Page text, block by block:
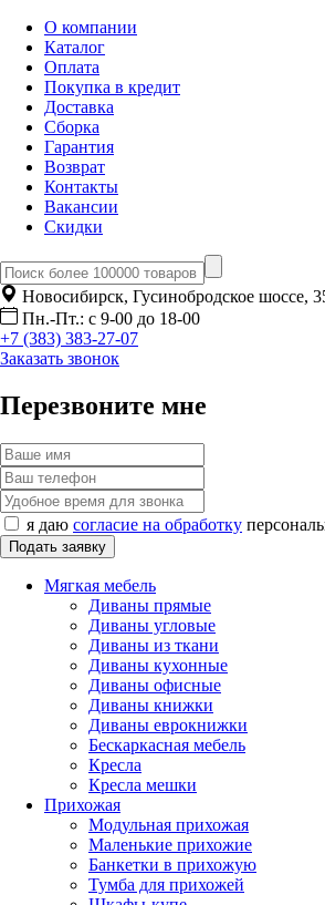
О компании
Каталог
Оплата
Покупка в кредит
Доставка
Сборка
Гарантия
Возврат
Контакты
Вакансии
Скидки
Новосибирск, Гусинобродское шоссе,
Пн.-Пт.: с 9-00 до 18-00
+7 (383) 383-27-07
Заказать звонок
Перезвоните мне
я даю согласие на обработку
Мягкая мебель
Диваны прямые
Диваны угловые
Диваны из ткани
Диваны кухонные
Диваны офисные
Диваны книжки
Диваны еврокнижки
Бескаркасная мебель
Кресла
Кресла мешки
Прихожая
Модульная прихожая
Маленькие прихожие
Банкетки в прихожую
Тумба для прихожей